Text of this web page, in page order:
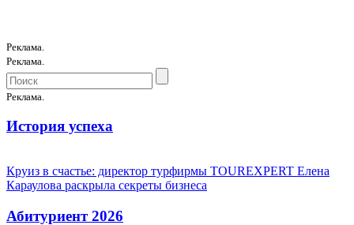
Реклама.
Реклама.
Реклама.
История успеха
Круиз в счастье: директор турфирмы TOUREXPERT Елена
Караулова раскрыла секреты бизнеса
Абитуриент 2026